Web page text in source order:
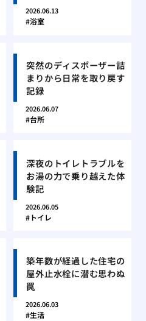
2026.06.13
浴室
突然のディスポーザー詰
まりから日常を取り戻す
記録
2026.06.07
台所
深夜のトイレトラブルを
お湯の力で乗り越えた体
験記
2026.06.05
トイレ
築年数が経過した住宅の
屋外止水栓に潜む思わぬ
罠
2026.06.03
生活